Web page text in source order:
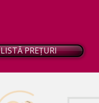
LISTĂ PREȚURI